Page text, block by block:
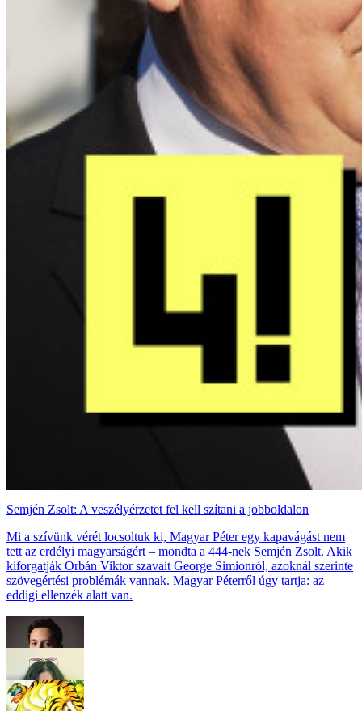
Semjén Zsolt: A veszélyérzetet fel kell szítani a jobboldalon
Mi a szívünk vérét locsoltuk ki, Magyar Péter egy kapavágást nem
tett az erdélyi magyarságért – mondta a 444-nek Semjén Zsolt. Akik
kiforgatják Orbán Viktor szavait George Simionról, azoknál szerinte
szövegértési problémák vannak. Magyar Péterről úgy tartja: az
eddigi ellenzék alatt van.